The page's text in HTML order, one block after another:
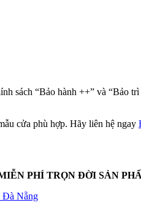
sách “Bảo hành ++” và “Bảo
cửa phù hợp. Hãy liên hệ ngay
PHÍ TRỌN ĐỜI SẢN
Đà Nẵng